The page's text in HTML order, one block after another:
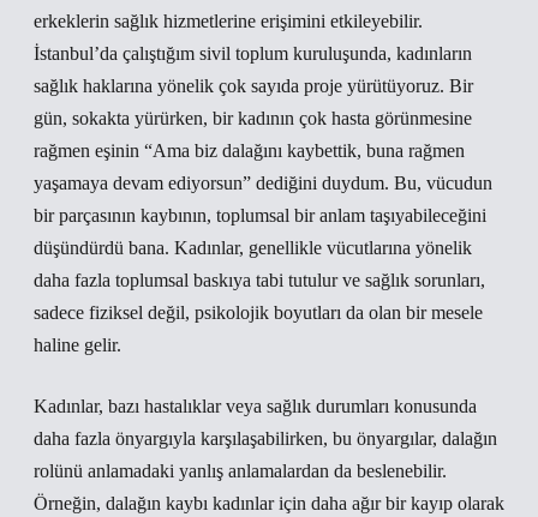
erkeklerin sağlık hizmetlerine erişimini etkileyebilir.
İstanbul’da çalıştığım sivil toplum kuruluşunda, kadınların
sağlık haklarına yönelik çok sayıda proje yürütüyoruz. Bir
gün, sokakta yürürken, bir kadının çok hasta görünmesine
rağmen eşinin “Ama biz dalağını kaybettik, buna rağmen
yaşamaya devam ediyorsun” dediğini duydum. Bu, vücudun
bir parçasının kaybının, toplumsal bir anlam taşıyabileceğini
düşündürdü bana. Kadınlar, genellikle vücutlarına yönelik
daha fazla toplumsal baskıya tabi tutulur ve sağlık sorunları,
sadece fiziksel değil, psikolojik boyutları da olan bir mesele
haline gelir.
Kadınlar, bazı hastalıklar veya sağlık durumları konusunda
daha fazla önyargıyla karşılaşabilirken, bu önyargılar, dalağın
rolünü anlamadaki yanlış anlamalardan da beslenebilir.
Örneğin, dalağın kaybı kadınlar için daha ağır bir kayıp olarak